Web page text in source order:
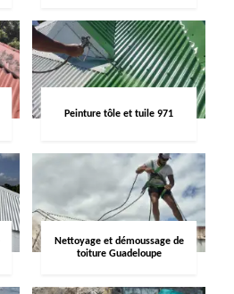
Peinture tôle et tuile 971
Nettoyage et démoussage de
toiture Guadeloupe